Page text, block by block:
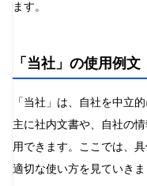
ます。
「当社」の使用例文
「当社」は、自社を中立
主に社内文書や、自社の
用できます。ここでは、
適切な使い方を見ていきま